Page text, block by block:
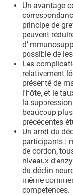
Un avantage
principe de
peuvent
possible de
Les
relativement
présenté de
l'hôte, et le
la
beaucoup
précédentes
Un arrêt du
participants :
de cordon,
niveaux
du déclin
même
compétences.